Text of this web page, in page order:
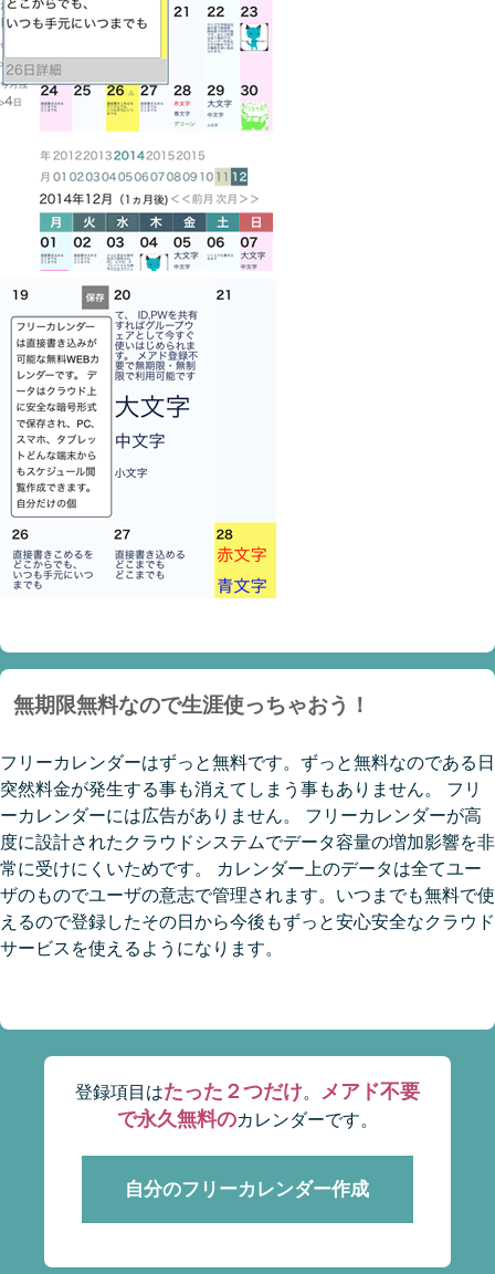
無期限無料なので生涯使っちゃおう！
フリーカレンダーはずっと無料です。ずっと無料なのである日
突然料金が発生する事も消えてしまう事もありません。 フリ
ーカレンダーには広告がありません。 フリーカレンダーが高
度に設計されたクラウドシステムでデータ容量の増加影響を非
常に受けにくいためです。 カレンダー上のデータは全てユー
ザのものでユーザの意志で管理されます。いつまでも無料で使
えるので登録したその日から今後もずっと安心安全なクラウド
サービスを使えるようになります。
登録項目はたった２つだけ。 メアド不要
で永久無料のカレンダーです。
自分のフリーカレンダー作成